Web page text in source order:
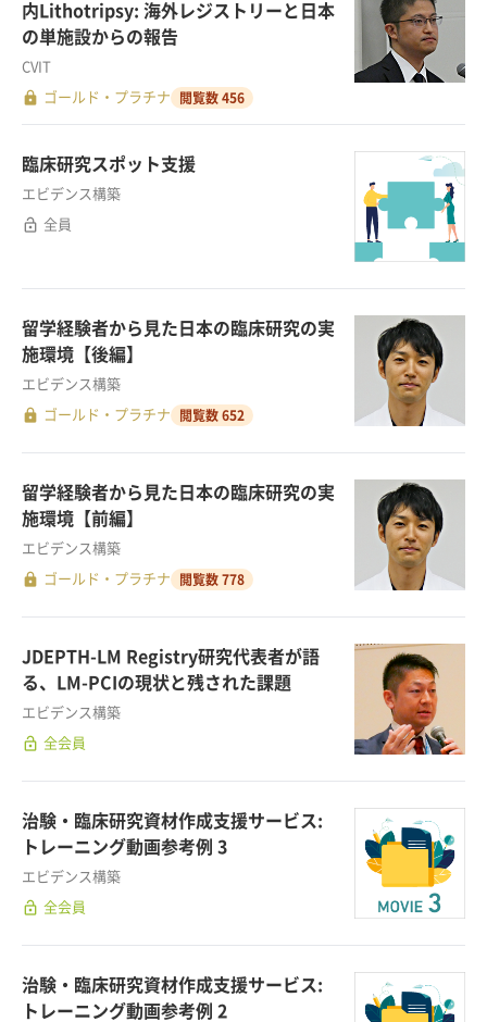
内Lithotripsy: 海外レジストリーと日本
の単施設からの報告
CVIT
lock ゴールド・プラチナ 閲覧数 456
臨床研究スポット支援
エビデンス構築
lock_open 全員
留学経験者から見た日本の臨床研究の実
施環境【後編】
エビデンス構築
lock ゴールド・プラチナ 閲覧数 652
留学経験者から見た日本の臨床研究の実
施環境【前編】
エビデンス構築
lock ゴールド・プラチナ 閲覧数 778
JDEPTH-LM Registry研究代表者が語
る、LM-PCIの現状と残された課題
エビデンス構築
lock_open 全会員
治験・臨床研究資材作成支援サービス:
トレーニング動画参考例 3
エビデンス構築
lock_open 全会員
治験・臨床研究資材作成支援サービス:
トレーニング動画参考例 2